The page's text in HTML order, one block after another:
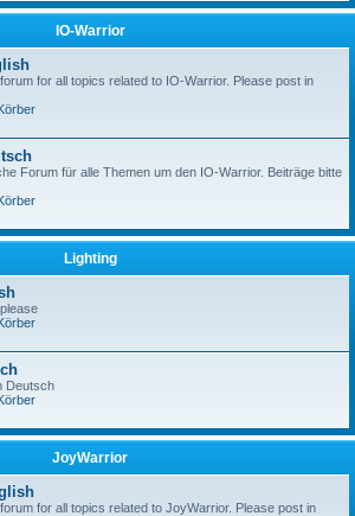
IO-Warrior
for all topics related to IO-Warrior. Please post in
Forum für alle Themen um den IO-Warrior. Beiträge bitte
Lighting
Deutsch
JoyWarrior
for all topics related to JoyWarrior. Please post in